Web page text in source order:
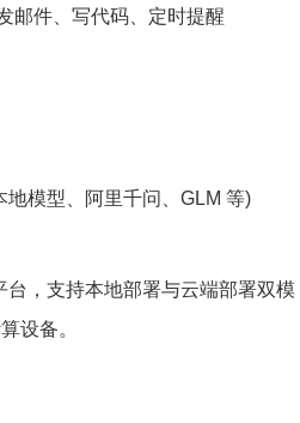
邮件、写代码、定时提醒
模型、阿里千问、GLM 等)
，支持本地部署与云端部署双模
设备。